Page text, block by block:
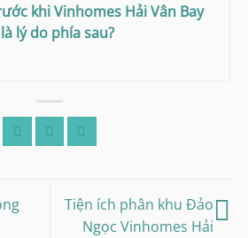
khi Vinhomes Hải Vân Bay
lý do phía sau?
Tiện ích phân khu Đảo
Ngọc Vinhomes Hải